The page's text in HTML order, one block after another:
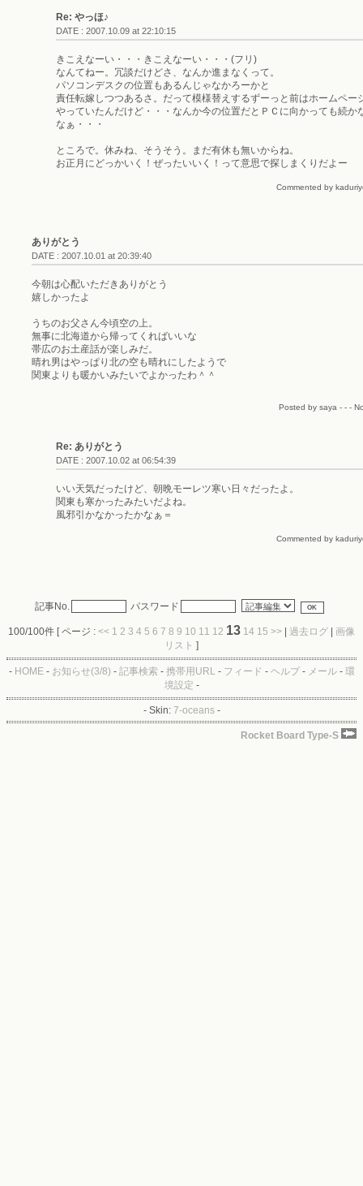
Re: やっほ♪
DATE : 2007.10.09 at 22:10:15
きこえなーい・・・きこえなーい・・・(フリ)
なんてねー。冗談だけどさ、なんか進まなくって。
パソコンデスクの位置もあるんじゃなかろーかと
責任転嫁しつつあるさ。だって模様替えするずーっと前はホームペー
やっていたんだけど・・・なんか今の位置だとＰＣに向かっても続か
なぁ・・・
ところで。休みね、そうそう。まだ有休も無いからね。
お正月にどっかいく！ぜったいいく！って意思で探しまくりだよー
Commented by
ありがとう
DATE : 2007.10.01 at 20:39:40
今朝は心配いただきありがとう
嬉しかったよ
うちのお父さん今頃空の上。
無事に北海道から帰ってくればいいな
帯広のお土産話が楽しみだ。
晴れ男はやっぱり北の空も晴れにしたようで
関東よりも暖かいみたいでよかったわ＾＾
Posted by saya - - -
Re: ありがとう
DATE : 2007.10.02 at 06:54:39
いい天気だったけど、朝晩モーレツ寒い日々だったよ。
関東も寒かったみたいだよね。
風邪引かなかったかなぁ＝
Commented by
記事No. パスワード
100/100件 [ ページ : << 1 2 3 4 5 6 7 8 9 10 11 12 13 14 15 >> 過去ログ
画像
リスト ]
- HOME- お知らせ(3/8) - 記事検索- 携帯用URL - フィード - ヘルプ - メール- 環
境設定 -
- Skin: 7-oceans-
Rocket Board Type-S